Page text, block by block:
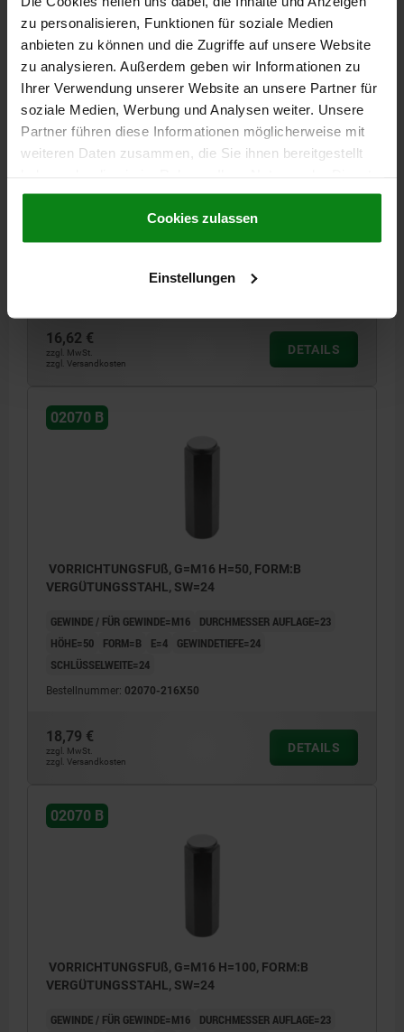
zu personalisieren, Funktionen für soziale Medien
anbieten zu können und die Zugriffe auf unsere Website
zu analysieren. Außerdem geben wir Informationen zu
Ihrer Verwendung unserer Website an unsere Partner für
soziale Medien, Werbung und Analysen weiter. Unsere
Partner führen diese Informationen möglicherweise mit
weiteren Daten zusammen, die Sie ihnen bereitgestellt
gesammelt haben.Cookie Richtlinien
Datenschutz|AGB
Cookies zulassen
Einstellungen
02070 B
GEWINDE / FÜR GEWINDE=M12
DURCHMESSER AUFLAGE=18,5
HÖHE=63 FORM=B E=3 GEWINDETIEFE=18
16,62 €
zzgl. MwSt.
zzgl. Versandkosten
DETAILS
02070 B
VORRICHTUNGSFUß, G=M16 H=50, FORM:B
VERGÜTUNGSSTAHL, SW=24
GEWINDE / FÜR GEWINDE=M16
DURCHMESSER AUFLAGE=23
HÖHE=50
FORM=B E=4
GEWINDETIEFE=24
SCHLÜSSELWEITE=24
Bestellnummer: 02070-216X50
18,79 €
zzgl. MwSt.
zzgl. Versandkosten
DETAILS
02070 B
VORRICHTUNGSFUß, G=M16 H=100, FORM:B
VERGÜTUNGSSTAHL, SW=24
GEWINDE / FÜR GEWINDE=M16
DURCHMESSER AUFLAGE=23